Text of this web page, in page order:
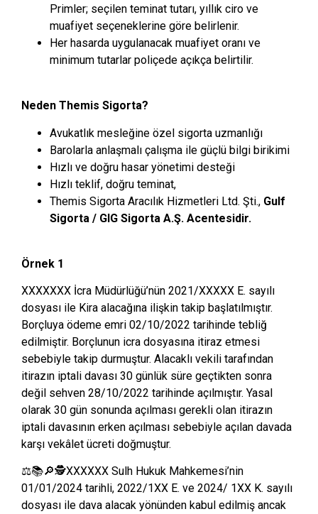
Primler; seçilen teminat tutarı, yıllık ciro ve
muafiyet seçeneklerine göre belirlenir.
Her hasarda uygulanacak muafiyet oranı ve
minimum tutarlar poliçede açıkça belirtilir.
Neden Themis Sigorta?
Avukatlık mesleğine özel sigorta uzmanlığı
Barolarla anlaşmalı çalışma ile güçlü bilgi birikimi
Hızlı ve doğru hasar yönetimi desteği
Hızlı teklif, doğru teminat,
Themis Sigorta Aracılık Hizmetleri Ltd. Şti., Gulf
Sigorta / GIG Sigorta A.Ş. Acentesidir.
Örnek 1
XXXXXXX İcra Müdürlüğü’nün 2021/XXXXX E. sayılı
dosyası ile Kira alacağına ilişkin takip başlatılmıştır.
Borçluya ödeme emri 02/10/2022 tarihinde tebliğ
edilmiştir. Borçlunun icra dosyasına itiraz etmesi
sebebiyle takip durmuştur. Alacaklı vekili tarafından
itirazın iptali davası 30 günlük süre geçtikten sonra
değil sehven 28/10/2022 tarihinde açılmıştır. Yasal
olarak 30 gün sonunda açılması gerekli olan itirazın
iptali davasının erken açılması sebebiyle açılan davada
karşı vekâlet ücreti doğmuştur.
⚖📚🔎🕵XXXXXX Sulh Hukuk Mahkemesi’nin
01/01/2024 tarihli, 2022/1XX E. ve 2024/ 1XX K. sayılı
dosyası ile dava alacak yönünden kabul edilmiş ancak